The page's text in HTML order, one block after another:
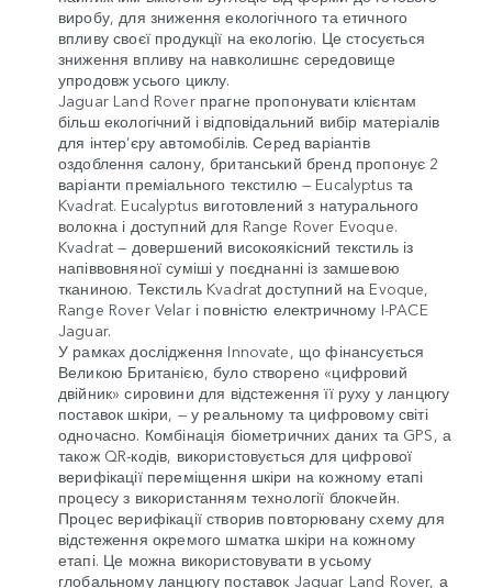
виробу, для зниження екологічного та етичного
впливу своєї продукції на екологію. Це стосується
зниження впливу на навколишнє середовище
упродовж усього циклу.
Jaguar Land Rover прагне пропонувати клієнтам
більш екологічний і відповідальний вибір матеріалів
для інтер’єру автомобілів. Серед варіантів
оздоблення салону, британський бренд пропонує 2
варіанти преміального текстилю — Eucalyptus та
Kvadrat. Eucalyptus виготовлений з натурального
волокна і доступний для Range Rover Evoque.
Kvadrat — довершений високоякісний текстиль із
напіввовняної суміші у поєднанні із замшевою
тканиною. Текстиль Kvadrat доступний на Evoque,
Range Rover Velar і повністю електричному I-PACE
Jaguar.
У рамках дослідження Innovate, що фінансується
Великою Британією, було створено «цифровий
двійник» сировини для відстеження її руху у ланцюгу
поставок шкіри, — у реальному та цифровому світі
одночасно. Комбінація біометричних даних та GPS, а
також QR-кодів, використовується для цифрової
верифікації переміщення шкіри на кожному етапі
процесу з використанням технології блокчейн.
Процес верифікації створив повторювану схему для
відстеження окремого шматка шкіри на кожному
етапі. Це можна використовувати в усьому
глобальному ланцюгу поставок Jaguar Land Rover, а